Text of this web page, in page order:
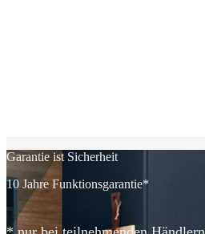
Garantie ist Sicherheit
10 Jahre Funktions­garantie*